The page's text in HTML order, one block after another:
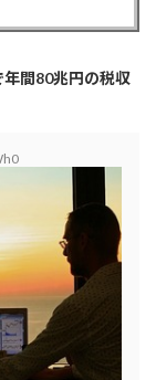
間80兆円の税収